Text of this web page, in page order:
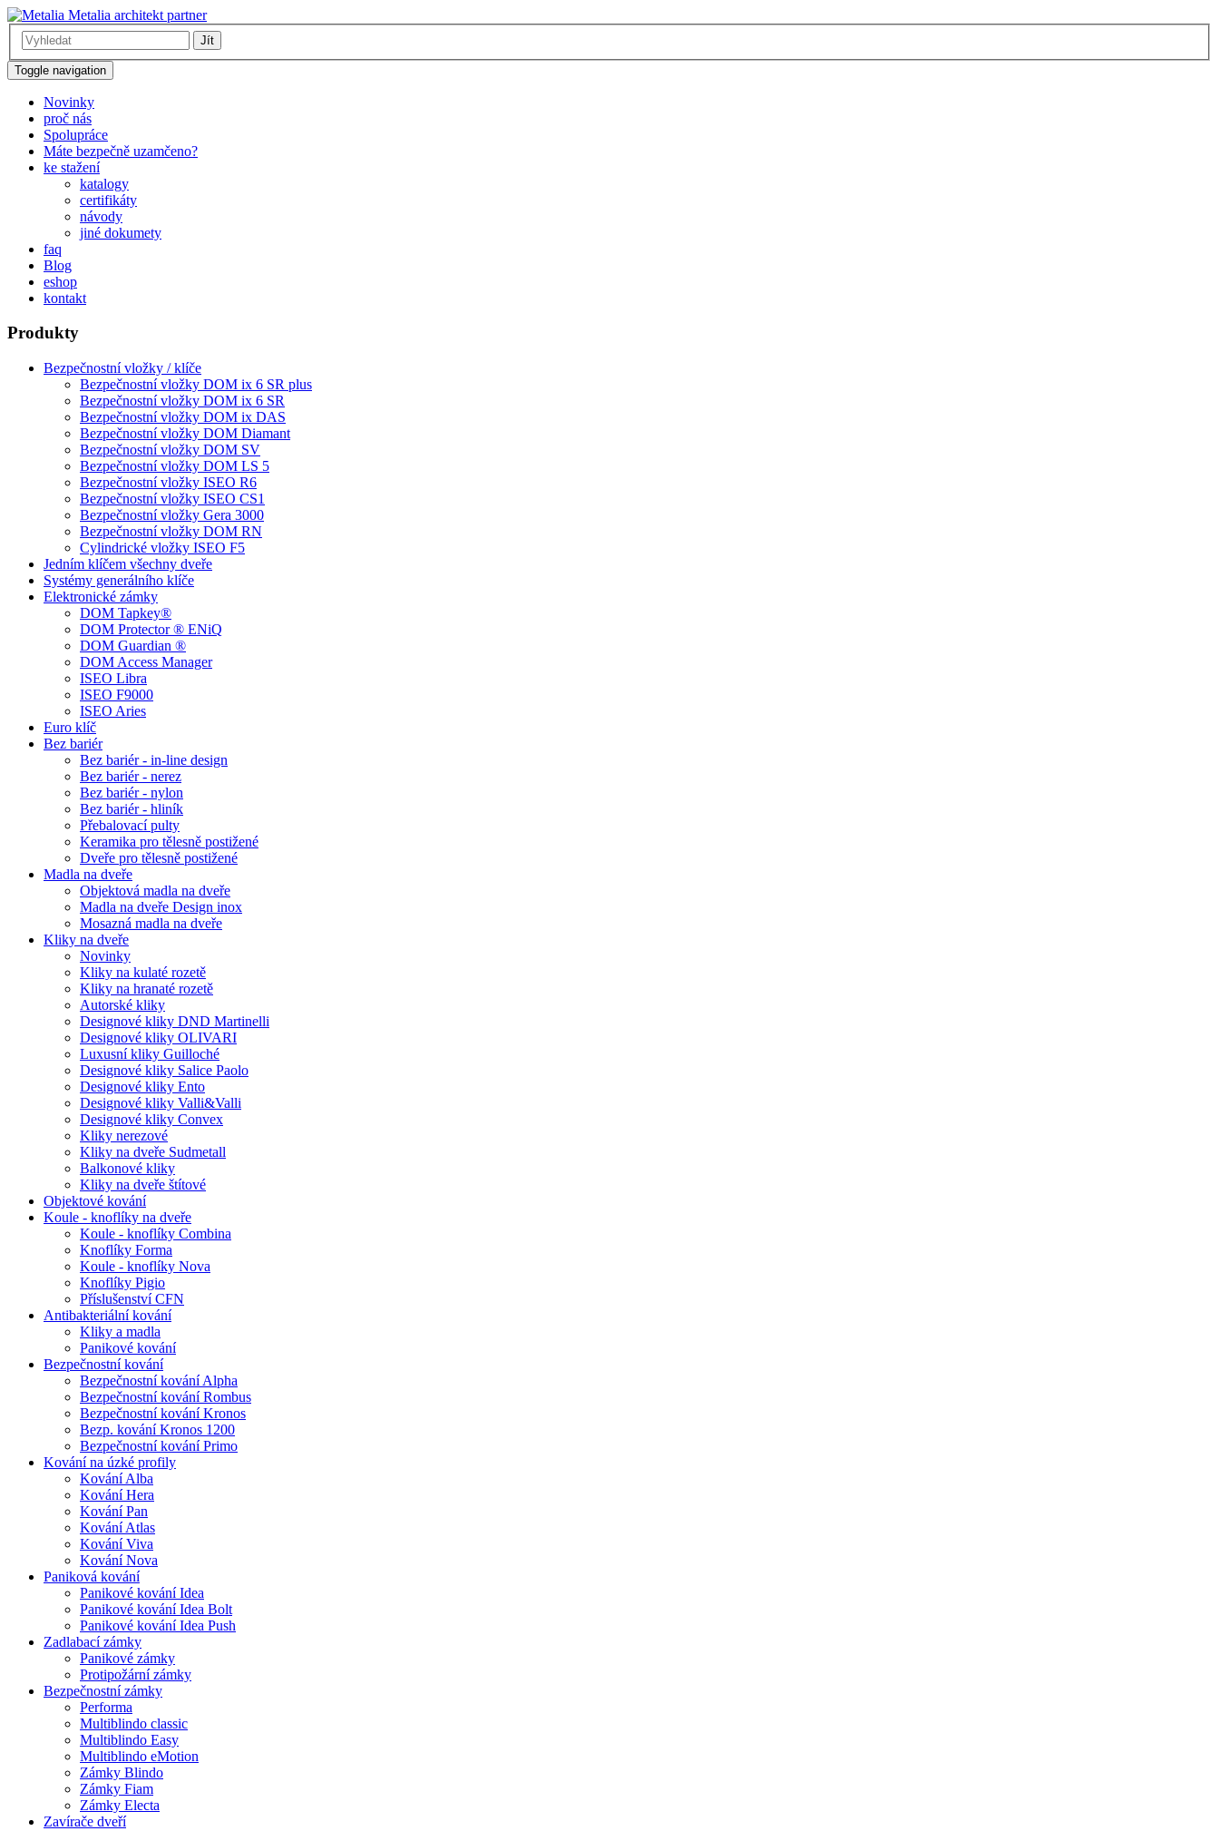
Metalia architekt partner
Jít
Toggle navigation
Novinky
proč nás
Spolupráce
Máte bezpečně uzamčeno?
ke stažení
katalogy
certifikáty
návody
jiné dokumety
faq
Blog
eshop
kontakt
Produkty
Bezpečnostní vložky / klíče
Bezpečnostní vložky DOM ix 6 SR plus
Bezpečnostní vložky DOM ix 6 SR
Bezpečnostní vložky DOM ix DAS
Bezpečnostní vložky DOM Diamant
Bezpečnostní vložky DOM SV
Bezpečnostní vložky DOM LS 5
Bezpečnostní vložky ISEO R6
Bezpečnostní vložky ISEO CS1
Bezpečnostní vložky Gera 3000
Bezpečnostní vložky DOM RN
Cylindrické vložky ISEO F5
Jedním klíčem všechny dveře
Systémy generálního klíče
Elektronické zámky
DOM Tapkey®
DOM Protector ® ENiQ
DOM Guardian ®
DOM Access Manager
ISEO Libra
ISEO F9000
ISEO Aries
Euro klíč
Bez bariér
Bez bariér - in-line design
Bez bariér - nerez
Bez bariér - nylon
Bez bariér - hliník
Přebalovací pulty
Keramika pro tělesně postižené
Dveře pro tělesně postižené
Madla na dveře
Objektová madla na dveře
Madla na dveře Design inox
Mosazná madla na dveře
Kliky na dveře
Novinky
Kliky na kulaté rozetě
Kliky na hranaté rozetě
Autorské kliky
Designové kliky DND Martinelli
Designové kliky OLIVARI
Luxusní kliky Guilloché
Designové kliky Salice Paolo
Designové kliky Ento
Designové kliky Valli&Valli
Designové kliky Convex
Kliky nerezové
Kliky na dveře Sudmetall
Balkonové kliky
Kliky na dveře štítové
Objektové kování
Koule - knoflíky na dveře
Koule - knoflíky Combina
Knoflíky Forma
Koule - knoflíky Nova
Knoflíky Pigio
Příslušenství CFN
Antibakteriální kování
Kliky a madla
Panikové kování
Bezpečnostní kování
Bezpečnostní kování Alpha
Bezpečnostní kování Rombus
Bezpečnostní kování Kronos
Bezp. kování Kronos 1200
Bezpečnostní kování Primo
Kování na úzké profily
Kování Alba
Kování Hera
Kování Pan
Kování Atlas
Kování Viva
Kování Nova
Paniková kování
Panikové kování Idea
Panikové kování Idea Bolt
Panikové kování Idea Push
Zadlabací zámky
Panikové zámky
Protipožární zámky
Bezpečnostní zámky
Performa
Multiblindo classic
Multiblindo Easy
Multiblindo eMotion
Zámky Blindo
Zámky Fiam
Zámky Electa
Zavírače dveří